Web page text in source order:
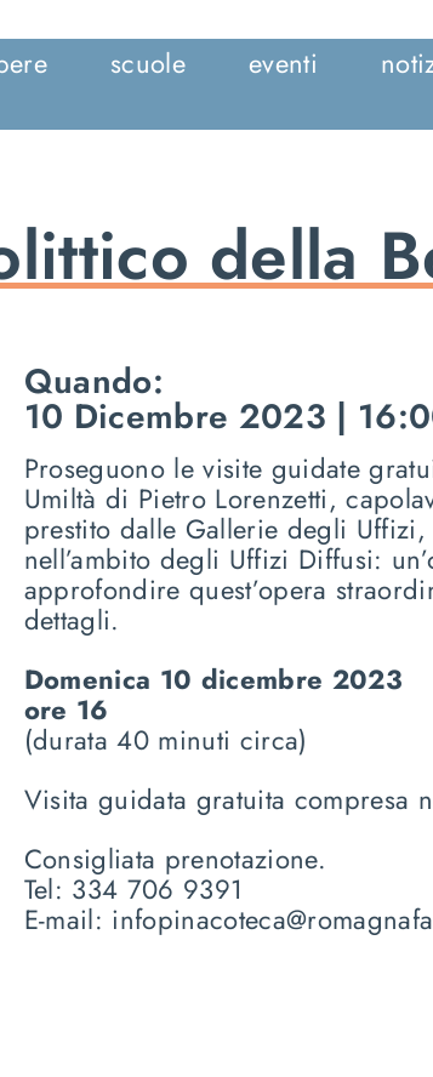
scuole eventi
della
Quando:
10 Dicembre 2023 |
Proseguono le visite guidate
Umiltà di Pietro Lorenzetti,
prestito dalle Gallerie degli Uffizi,
nell’ambito degli Uffizi Diffusi:
approfondire quest’opera
dettagli.
Domenica 10 dicembre 2023
ore 16
(durata 40 minuti circa)
Visita guidata gratuita compresa
Consigliata prenotazione.
Tel: 334 706 9391
E-mail: